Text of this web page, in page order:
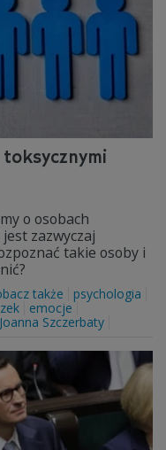
o osobach
zazwyczaj
takie osoby i
także
psychologia
emocje
Joanna Szczerbaty